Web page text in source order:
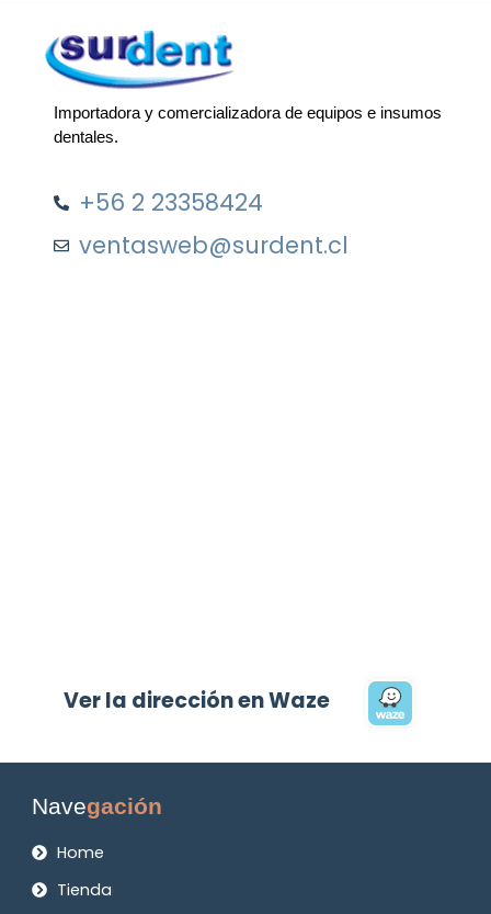
Importadora y comercializadora de equipos e insumos
dentales.
+56 2 23358424
ventasweb@surdent.cl
Ver la dirección en Waze
Navegación
Home
Tienda